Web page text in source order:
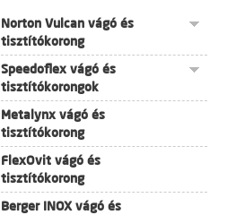
Norton Vulcan vágó és
tisztítókorong
Speedoflex vágó és
tisztítókorongok
Metalynx vágó és
tisztítókorong
FlexOvit vágó és
tisztítókorong
Berger INOX vágó és